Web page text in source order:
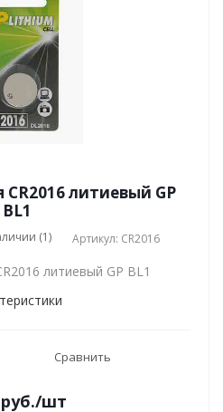
литиевый GP
BL1
(1) Артикул: CR2016
литиевый GP BL1
Сравнить
/шт